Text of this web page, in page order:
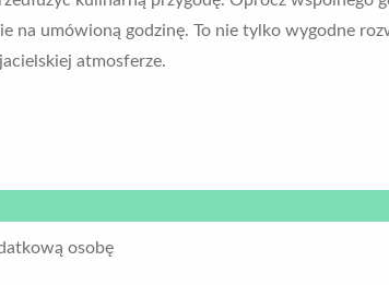
na umówioną godzinę. To nie tylko wygodne
atmosferze.
osobę